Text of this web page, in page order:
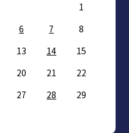
1
6 7
8
13 14
15
20 21
22
27 28 29